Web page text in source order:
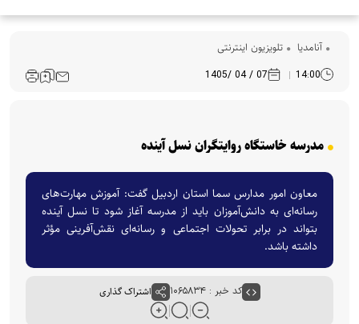
آنامدیا تلویزیون اینترنتی
14:00
07 / 04 /1405
مدرسه خاستگاه روایتگران نسل آینده
معاون امور مدارس سما استان اردبیل گفت: آموزش مهارت‌های
رسانه‌ای به دانش‌آموزان باید از مدرسه آغاز شود تا نسل آینده
بتواند در برابر تحولات اجتماعی و رسانه‌ای نقش‌آفرینی مؤثر
داشته باشد.
کد خبر : ۱۰۶۵۸۳۴ اشتراک گذاری